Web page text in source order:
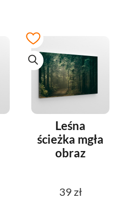
Leśna
ścieżka mgła
obraz
39 zł